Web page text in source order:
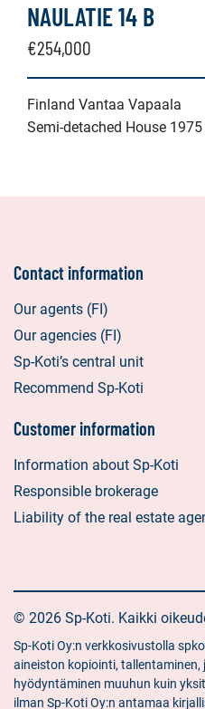
NAULATIE 14 B
€254,000
Finland Vantaa Vapaala
Semi-detached House 1975
Contact information
Our agents (FI)
Our agencies (FI)
Sp-Koti’s central unit
Recommend Sp-Koti
Customer information
Information about Sp-Koti
Responsible brokerage
Liability of the real estate
© 2026 Sp-Koti. Kaikki
Sp-Koti Oy:n verkkosivustolla
aineiston kopiointi, tallentaminen,
hyödyntäminen muuhun kuin
ilman Sp-Koti Oy:n antamaa